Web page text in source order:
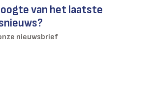
van het laatste
nieuwsbrief